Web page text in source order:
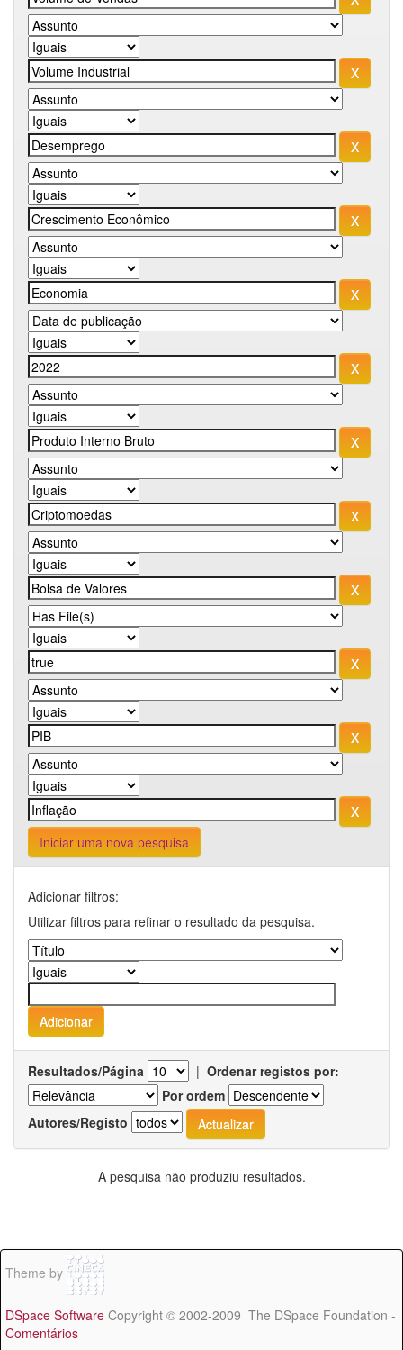
Iniciar uma nova pesquisa
Adicionar filtros:
Utilizar filtros para refinar o resultado da pesquisa.
Resultados/Página | Ordenar registos por:
Por ordem
Autores/Registo
A pesquisa não produziu resultados.
Theme by
DSpace Software Copyright © 2002-2009 The DSpace Foundation -
Comentários